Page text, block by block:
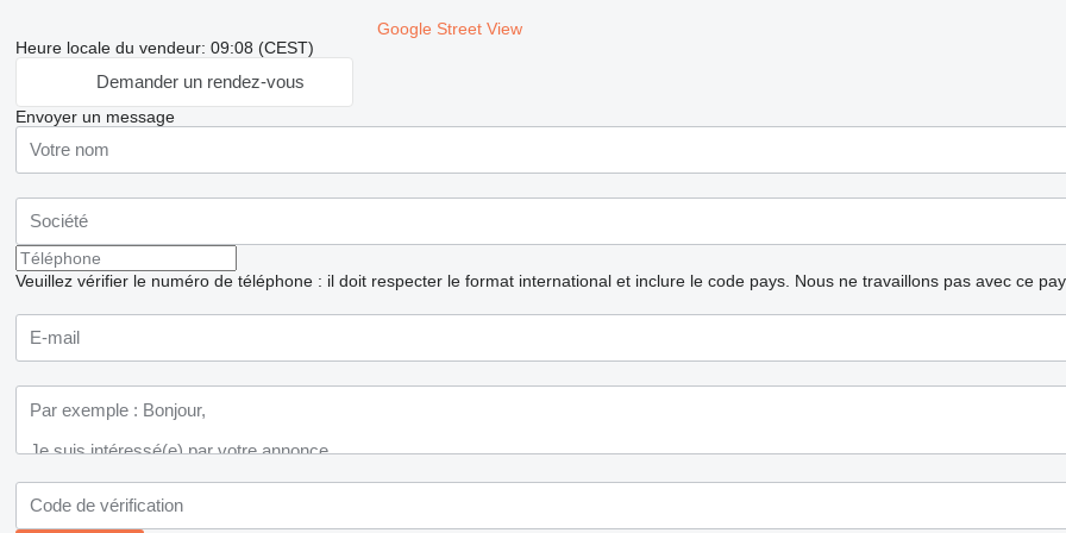
Google Street View
Heure locale du vendeur: 09:08 (CEST)
Demander un rendez-vous
Envoyer un message
Veuillez vérifier le numéro de téléphone : il doit respecter le format international et inclure le code pays. Nous ne travaillons pas avec ce